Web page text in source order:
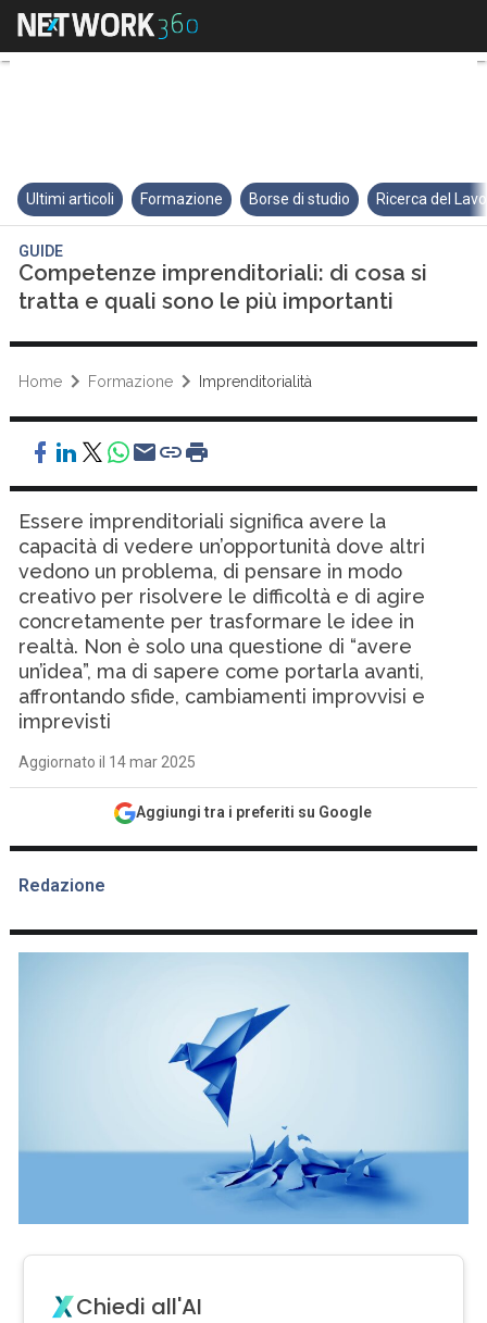
Competenze imprenditoriali:
Ultimi articoli Formazione Borse di studio Ricerca del
GUIDE
Competenze imprenditoriali: di cosa si
tratta e quali sono le più importanti
Home Formazione Imprenditorialità
Essere imprenditoriali significa avere la
capacità di vedere un’opportunità dove altri
vedono un problema, di pensare in modo
creativo per risolvere le difficoltà e di agire
concretamente per trasformare le idee in
realtà. Non è solo una questione di “avere
un’idea”, ma di sapere come portarla avanti,
affrontando sfide, cambiamenti improvvisi e
imprevisti
Aggiornato il 14 mar 2025
Aggiungi tra i preferiti su Google
Redazione
Chiedi all'AI